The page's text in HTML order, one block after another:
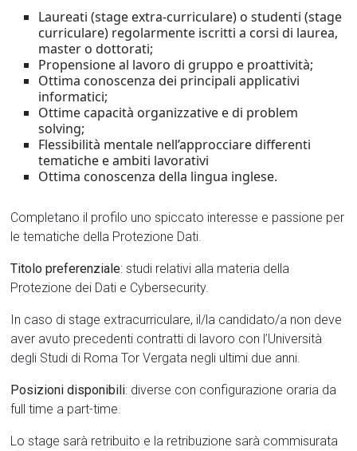
Laureati (stage extra-curriculare) o studenti (stage
curriculare) regolarmente iscritti a corsi di laurea,
master o dottorati;
Propensione al lavoro di gruppo e proattività;
Ottima conoscenza dei principali applicativi
informatici;
Ottime capacità organizzative e di problem
solving;
Flessibilità mentale nell’approcciare differenti
tematiche e ambiti lavorativi
Ottima conoscenza della lingua inglese.
Completano il profilo uno spiccato interesse e passione per
le tematiche della Protezione Dati.
Titolo preferenziale: studi relativi alla materia della
Protezione dei Dati e Cybersecurity.
In caso di stage extracurriculare, il/la candidato/a non deve
aver avuto precedenti contratti di lavoro con l’Università
degli Studi di Roma Tor Vergata negli ultimi due anni.
Posizioni disponibili: diverse con configurazione oraria da
full time a part-time.
Lo stage sarà retribuito e la retribuzione sarà commisurata